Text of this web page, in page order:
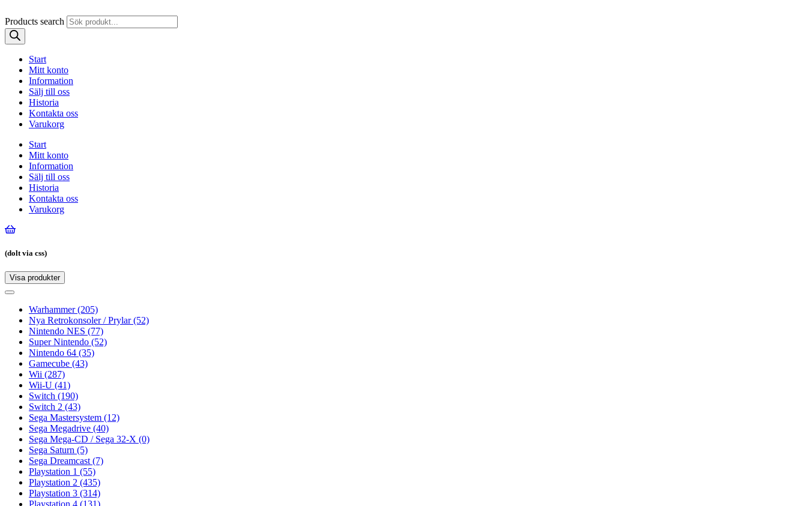
Products search
Start
Mitt konto
Information
Sälj till oss
Historia
Kontakta oss
Varukorg
Start
Mitt konto
Information
Sälj till oss
Historia
Kontakta oss
Varukorg
(dolt via css)
Visa produkter
Toggle
Toggle
navigationWarhammer(205)
Nya Retrokonsoler / Prylar(52)
Nintendo NES (77)
Super Nintendo (52)
Nintendo 64 (35)
Gamecube (43)
Wii (287)
Wii-U (41)
Switch (190)
Switch 2 (43)
Sega Mastersystem (12)
Sega Megadrive (40)
Sega Mega-CD / Sega 32-X (0)
Sega Saturn (5)
Sega Dreamcast (7)
Playstation 1 (55)
Playstation 2 (435)
Playstation 3 (314)